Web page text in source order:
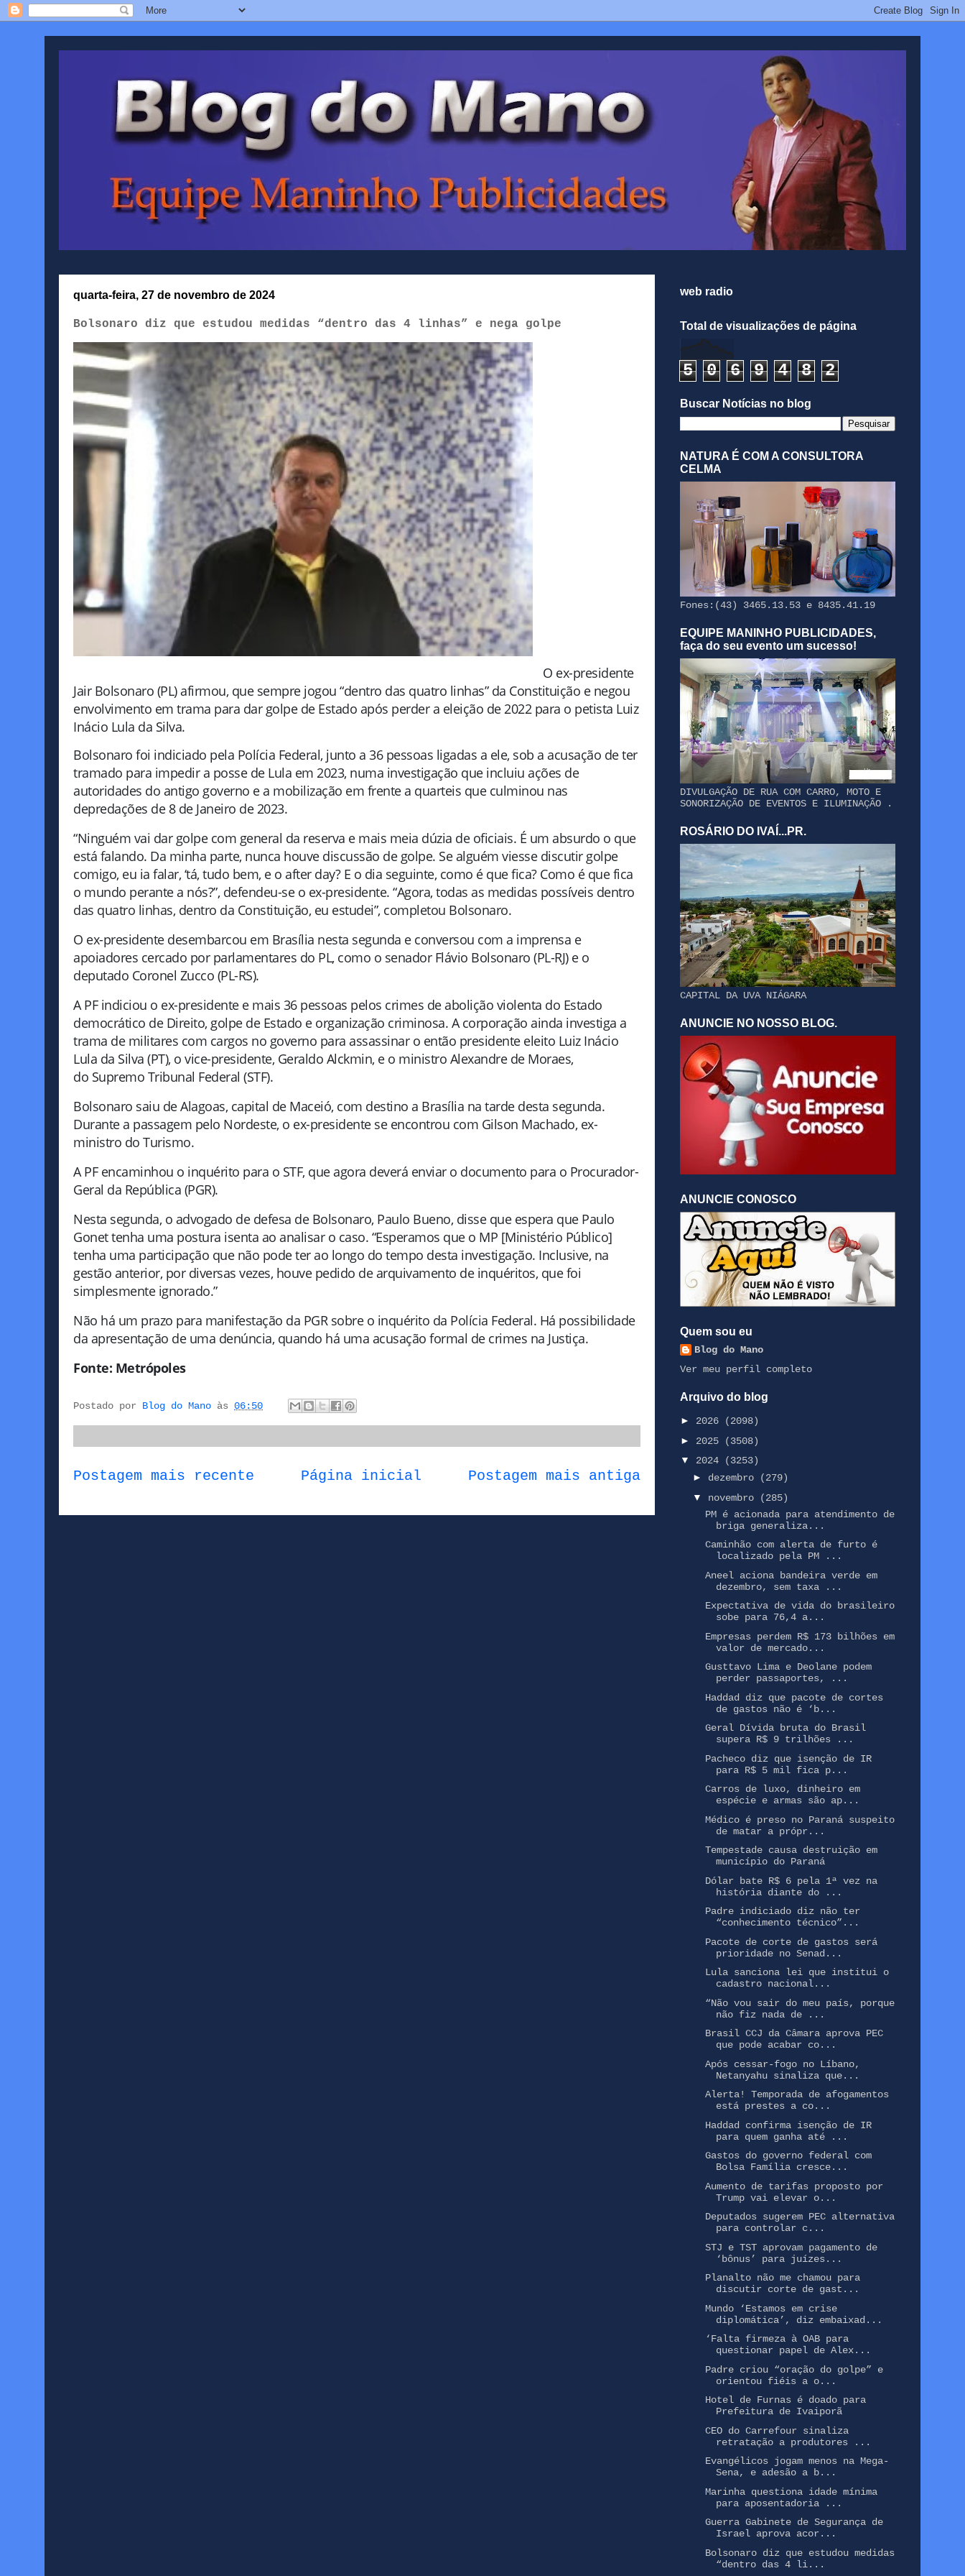
quarta-feira, 27 de novembro de 2024
Bolsonaro diz que estudou medidas “dentro das 4 linhas” e nega golpe
O ex-presidente
Jair Bolsonaro (PL) afirmou, que sempre jogou “dentro das quatro linhas” da Constituição e negou
envolvimento em trama para dar golpe de Estado após perder a eleição de 2022 para o petista Luiz
Inácio Lula da Silva.
Bolsonaro foi indiciado pela Polícia Federal, junto a 36 pessoas ligadas a ele, sob a acusação de ter
tramado para impedir a posse de Lula em 2023, numa investigação que incluiu ações de
autoridades do antigo governo e a mobilização em frente a quarteis que culminou nas
depredações de 8 de Janeiro de 2023.
“Ninguém vai dar golpe com general da reserva e mais meia dúzia de oficiais. É um absurdo o que
está falando. Da minha parte, nunca houve discussão de golpe. Se alguém viesse discutir golpe
comigo, eu ia falar, ‘tá, tudo bem, e o after day? E o dia seguinte, como é que fica? Como é que fica
o mundo perante a nós?”, defendeu-se o ex-presidente. “Agora, todas as medidas possíveis dentro
das quatro linhas, dentro da Constituição, eu estudei”, completou Bolsonaro.
O ex-presidente desembarcou em Brasília nesta segunda e conversou com a imprensa e
apoiadores cercado por parlamentares do PL, como o senador Flávio Bolsonaro (PL-RJ) e o
deputado Coronel Zucco (PL-RS).
A PF indiciou o ex-presidente e mais 36 pessoas pelos crimes de abolição violenta do Estado
democrático de Direito, golpe de Estado e organização criminosa. A corporação ainda investiga a
trama de militares com cargos no governo para assassinar o então presidente eleito Luiz Inácio
Lula da Silva (PT), o vice-presidente, Geraldo Alckmin, e o ministro Alexandre de Moraes,
do Supremo Tribunal Federal (STF).
Bolsonaro saiu de Alagoas, capital de Maceió, com destino a Brasília na tarde desta segunda.
Durante a passagem pelo Nordeste, o ex-presidente se encontrou com Gilson Machado, ex-
ministro do Turismo.
A PF encaminhou o inquérito para o STF, que agora deverá enviar o documento para o Procurador-
Geral da República (PGR).
Nesta segunda, o advogado de defesa de Bolsonaro, Paulo Bueno, disse que espera que Paulo
Gonet tenha uma postura isenta ao analisar o caso. “Esperamos que o MP [Ministério Público]
tenha uma participação que não pode ter ao longo do tempo desta investigação. Inclusive, na
gestão anterior, por diversas vezes, houve pedido de arquivamento de inquéritos, que foi
simplesmente ignorado.”
Não há um prazo para manifestação da PGR sobre o inquérito da Polícia Federal. Há possibilidade
da apresentação de uma denúncia, quando há uma acusação formal de crimes na Justiça.
Fonte: Metrópoles
Postado por Blog do Mano às 06:50
Postagem mais recente Postagem mais antiga
Página inicial
web radio
Total de visualizações de página
5 0 6 9 4 8 2
Buscar Notícias no blog
NATURA É COM A CONSULTORA
CELMA
Fones:(43) 3465.13.53 e 8435.41.19
EQUIPE MANINHO PUBLICIDADES,
faça do seu evento um sucesso!
DIVULGAÇÃO DE RUA COM CARRO, MOTO E
SONORIZAÇÃO DE EVENTOS E ILUMINAÇÃO .
ROSÁRIO DO IVAÍ...PR.
CAPITAL DA UVA NIÁGARA
ANUNCIE NO NOSSO BLOG.
ANUNCIE CONOSCO
Quem sou eu
Blog do Mano
Ver meu perfil completo
Arquivo do blog
► 2026
(2098)
► 2025
(3508)
▼ 2024
(3253)
► dezembro
(279)
▼ novembro
(285)
PM é acionada para atendimento de
briga generaliza...
Caminhão com alerta de furto é
localizado pela PM ...
Aneel aciona bandeira verde em
dezembro, sem taxa ...
Expectativa de vida do brasileiro
sobe para 76,4 a...
Empresas perdem R$ 173 bilhões em
valor de mercado...
Gusttavo Lima e Deolane podem
perder passaportes, ...
Haddad diz que pacote de cortes
de gastos não é ‘b...
Geral Dívida bruta do Brasil
supera R$ 9 trilhões ...
Pacheco diz que isenção de IR
para R$ 5 mil fica p...
Carros de luxo, dinheiro em
espécie e armas são ap...
Médico é preso no Paraná suspeito
de matar a própr...
Tempestade causa destruição em
município do Paraná
Dólar bate R$ 6 pela 1ª vez na
história diante do ...
Padre indiciado diz não ter
“conhecimento técnico”...
Pacote de corte de gastos será
prioridade no Senad...
Lula sanciona lei que institui o
cadastro nacional...
“Não vou sair do meu país, porque
não fiz nada de ...
Brasil CCJ da Câmara aprova PEC
que pode acabar co...
Após cessar-fogo no Líbano,
Netanyahu sinaliza que...
Alerta! Temporada de afogamentos
está prestes a co...
Haddad confirma isenção de IR
para quem ganha até ...
Gastos do governo federal com
Bolsa Família cresce...
Aumento de tarifas proposto por
Trump vai elevar o...
Deputados sugerem PEC alternativa
para controlar c...
STJ e TST aprovam pagamento de
‘bônus’ para juízes...
Planalto não me chamou para
discutir corte de gast...
Mundo ‘Estamos em crise
diplomática’, diz embaixad...
‘Falta firmeza à OAB para
questionar papel de Alex...
Padre criou “oração do golpe” e
orientou fiéis a o...
Hotel de Furnas é doado para
Prefeitura de Ivaiporã
CEO do Carrefour sinaliza
retratação a produtores ...
Evangélicos jogam menos na Mega-
Sena, e adesão a b...
Marinha questiona idade mínima
para aposentadoria ...
Guerra Gabinete de Segurança de
Israel aprova acor...
Bolsonaro diz que estudou medidas
“dentro das 4 li...